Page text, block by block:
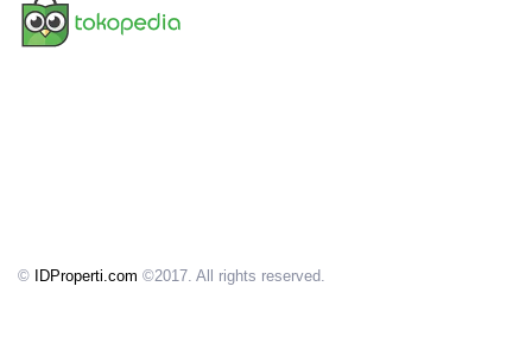
© IDProperti.com ©2017. All rights reserved.